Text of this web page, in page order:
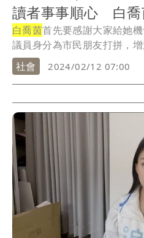
讀者事事順心 白喬
白喬茵首先要感謝大家給她
議員身分為市民朋友打拼，
時監...
社會 2024/02/12 07:00